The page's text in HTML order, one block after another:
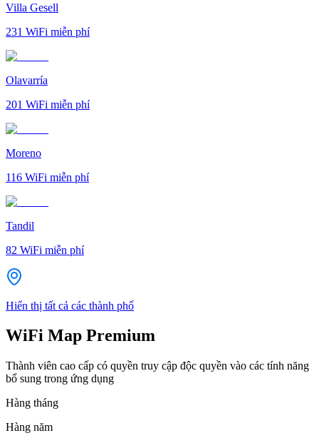
Villa Gesell
231 WiFi miễn phí
Olavarría
201 WiFi miễn phí
Moreno
116 WiFi miễn phí
Tandil
82 WiFi miễn phí
Hiển thị tất cả các thành phố
WiFi Map Premium
Thành viên cao cấp có quyền truy cập độc quyền vào các tính năng
bổ sung trong ứng dụng
Hàng tháng
Hàng năm